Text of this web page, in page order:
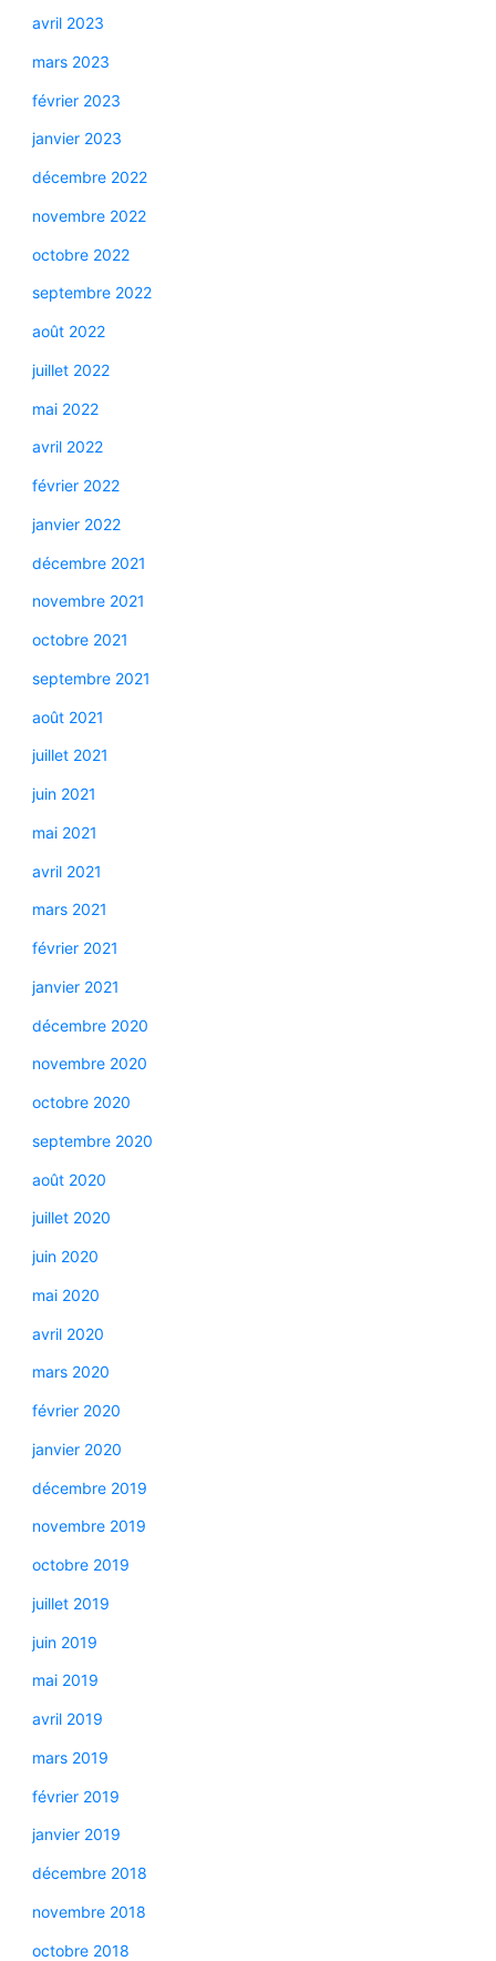
avril 2023
mars 2023
février 2023
janvier 2023
décembre 2022
novembre 2022
octobre 2022
septembre 2022
août 2022
juillet 2022
mai 2022
avril 2022
février 2022
janvier 2022
décembre 2021
novembre 2021
octobre 2021
septembre 2021
août 2021
juillet 2021
juin 2021
mai 2021
avril 2021
mars 2021
février 2021
janvier 2021
décembre 2020
novembre 2020
octobre 2020
septembre 2020
août 2020
juillet 2020
juin 2020
mai 2020
avril 2020
mars 2020
février 2020
janvier 2020
décembre 2019
novembre 2019
octobre 2019
juillet 2019
juin 2019
mai 2019
avril 2019
mars 2019
février 2019
janvier 2019
décembre 2018
novembre 2018
octobre 2018